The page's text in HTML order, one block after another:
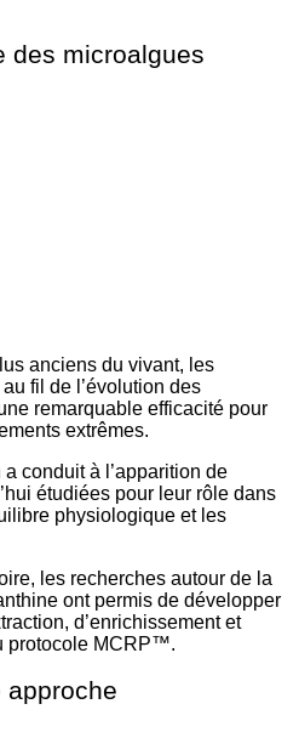
des microalgues
anciens du vivant, les
fil de l’évolution des
remarquable efficacité pour
extrêmes.
conduit à l’apparition de
étudiées pour leur rôle dans
physiologique et les
les recherches autour de la
ont permis de développer
d’enrichissement et
protocole MCRP™.
approche